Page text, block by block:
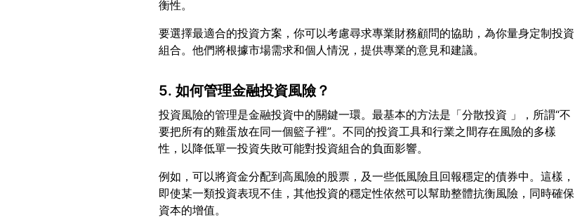
要選擇最適合的投資方案，你可以考慮尋求專業財務顧問的協助，為你量身定制投資
5. 如何管理金融投資風險？
投資風險的管理是金融投資中的關鍵一環。最基本的方法是「分散投資 」，所謂“不
要把所有的雞蛋放在同一個籃子裡”。不同的投資工具和行業之間存在風險的多樣
例如，可以將資金分配到高風險的股票，及一些低風險且回報穩定的債券中。這樣，
即使某一類投資表現不佳，其他投資的穩定性依然可以幫助整體抗衡風險，同時確保